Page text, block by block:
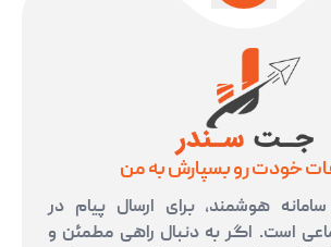
خودت رو بسپارش به من
هوشمند، برای ارسال پیام در
است. اگر به دنبال راهی مطمئن و